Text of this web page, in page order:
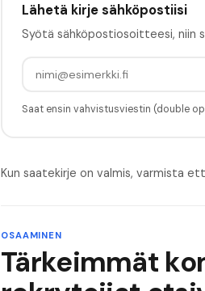
Lähetä kirje sähköpostiisi
Syötä sähköpostiosoitteesi, niin
Saat ensin vahvistusviestin (double
Kun saatekirje on valmis, varmista
OSAAMINEN
Tärkeimmät